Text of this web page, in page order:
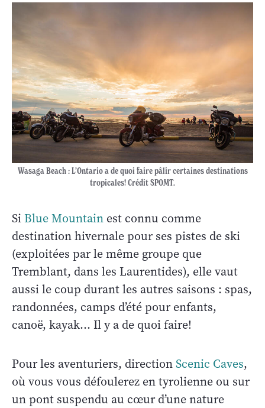
Wasaga Beach : L’Ontario a de quoi faire pâlir certaines destinations
tropicales! Crédit SPOMT.
Si Blue Mountain est connu comme
destination hivernale pour ses pistes de ski
(exploitées par le même groupe que
Tremblant, dans les Laurentides), elle vaut
aussi le coup durant les autres saisons : spas,
randonnées, camps d’été pour enfants,
canoë, kayak… Il y a de quoi faire!
Pour les aventuriers, directionScenic Caves,
où vous vous défoulerez en tyrolienne ou sur
un pont suspendu au cœur d’une nature